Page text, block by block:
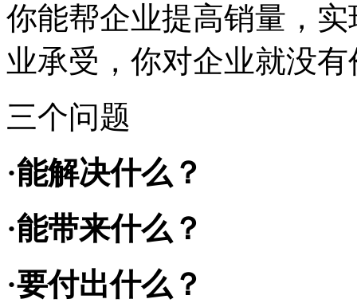
你能帮企业提高销量，
业承受，你对企业就没有
三个问题
·能解决什么？
·能带来什么？
·要付出什么？